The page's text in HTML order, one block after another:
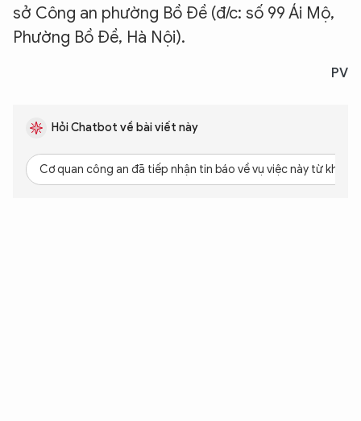
sở Công an phường Bồ Đề (đ/c: số 99 Ái Mộ,
Phường Bồ Đề, Hà Nội).
PV
Hỏi Chatbot về bài viết này
Cơ quan công an đã tiếp nhận tin báo về vụ việc này từ khi